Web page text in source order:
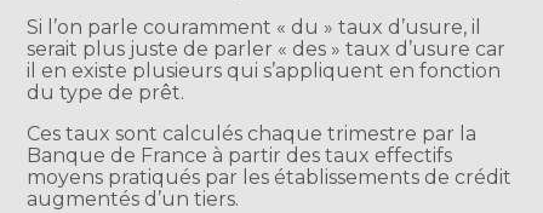
Si l’on parle couramment « du » taux d’usure, il
serait plus juste de parler « des » taux d’usure car
il en existe plusieurs qui s’appliquent en fonction
du type de prêt.
Ces taux sont calculés chaque trimestre par la
Banque de France à partir des taux effectifs
moyens pratiqués par les établissements de crédit
augmentés d’un tiers.